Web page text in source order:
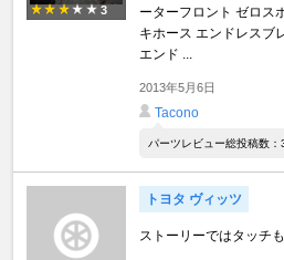
3
ーターフロント ゼロス
キホース エンドレスブ
エンド ...
2013年5月6日
Tacono
パーツレビュー総投稿数：
トヨタ ヴィッツ
ストーリーではタッチ